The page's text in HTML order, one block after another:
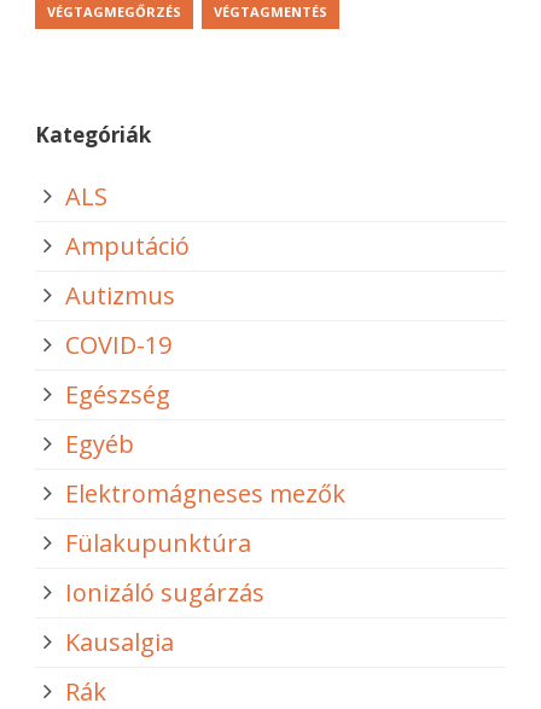
VÉGTAGMEGŐRZÉS VÉGTAGMENTÉS
Kategóriák
ALS
Amputáció
Autizmus
COVID-19
Egészség
Egyéb
Elektromágneses mezők
Fülakupunktúra
Ionizáló sugárzás
Kausalgia
Rák